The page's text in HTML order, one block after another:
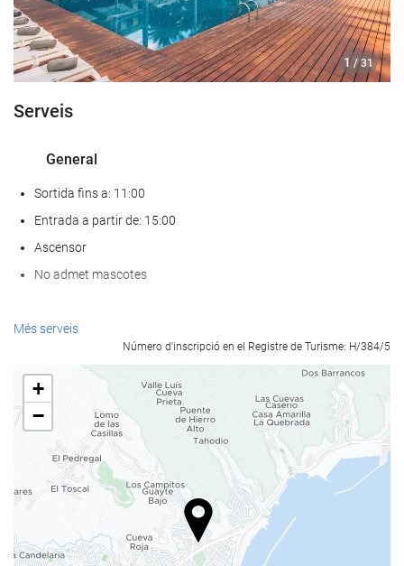
1 / 31
Serveis
General
Sortida fins a: 11:00
Entrada a partir de: 15:00
Ascensor
No admet mascotes
Benestar
Hammam o bany turc
Serveis de recepci?
Guardaequipatges
Més serveis
Número d'inscripció en el Registre de Turisme: H/384/5
+
−